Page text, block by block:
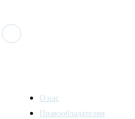
О нас
Правообладателям